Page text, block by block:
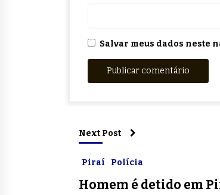
Salvar meus dados neste
Next Post
Piraí Polícia
Homem é detido em